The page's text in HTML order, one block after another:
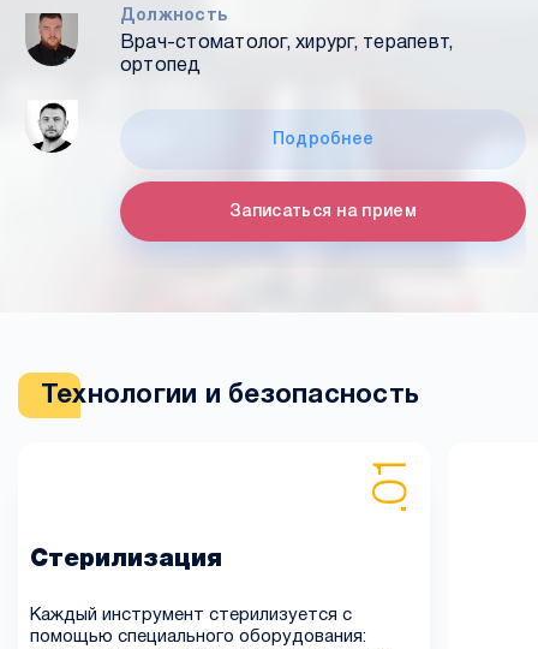
Должность
Врач-стоматолог, хирург, терапевт,
ортопед
Подробнее
Записаться на прием
Технологии и безопасность
Стерилизация
Каждый инструмент стерилизуется с
помощью специального оборудования: